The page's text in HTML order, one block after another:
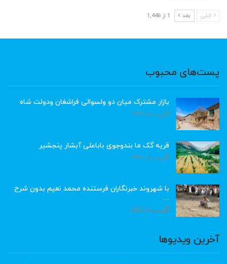
قبلی بعد 1 از 1,446
پست‌های محبوب
بازار مشترک میان دو ولسوالی فراشغان ودولت شاه
آگوست 8, 2026
قریه گک ما بندوجوی باباعلی آبشار پنجشیر
آگوست 8, 2026
با شهروند خبرنگاران فرستنده محمد نعیم بدون شرح
…
آگوست 8, 2026
آخرین ویدیوها